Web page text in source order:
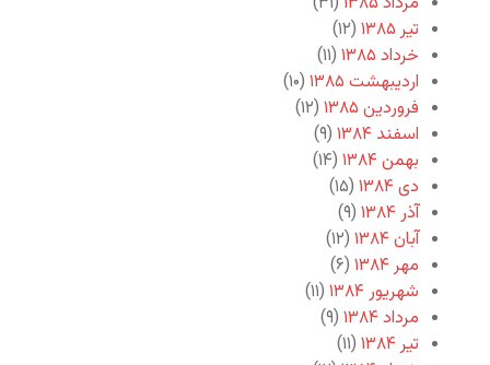
تیر ۱۳۸۵
(۱۲)
خرداد ۱۳۸۵
(۱۱)
اردیبهشت ۱۳۸۵
(۱۰)
فروردین ۱۳۸۵
(۱۲)
اسفند ۱۳۸۴
(۹)
بهمن ۱۳۸۴
(۱۴)
دی ۱۳۸۴
(۱۵)
آذر ۱۳۸۴
(۹)
آبان ۱۳۸۴
(۱۲)
مهر ۱۳۸۴
(۶)
شهریور ۱۳۸۴
(۱۱)
مرداد ۱۳۸۴
(۹)
تیر ۱۳۸۴
(۱۱)